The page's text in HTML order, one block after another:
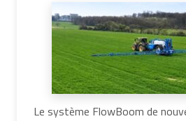
Le système FlowBoom de